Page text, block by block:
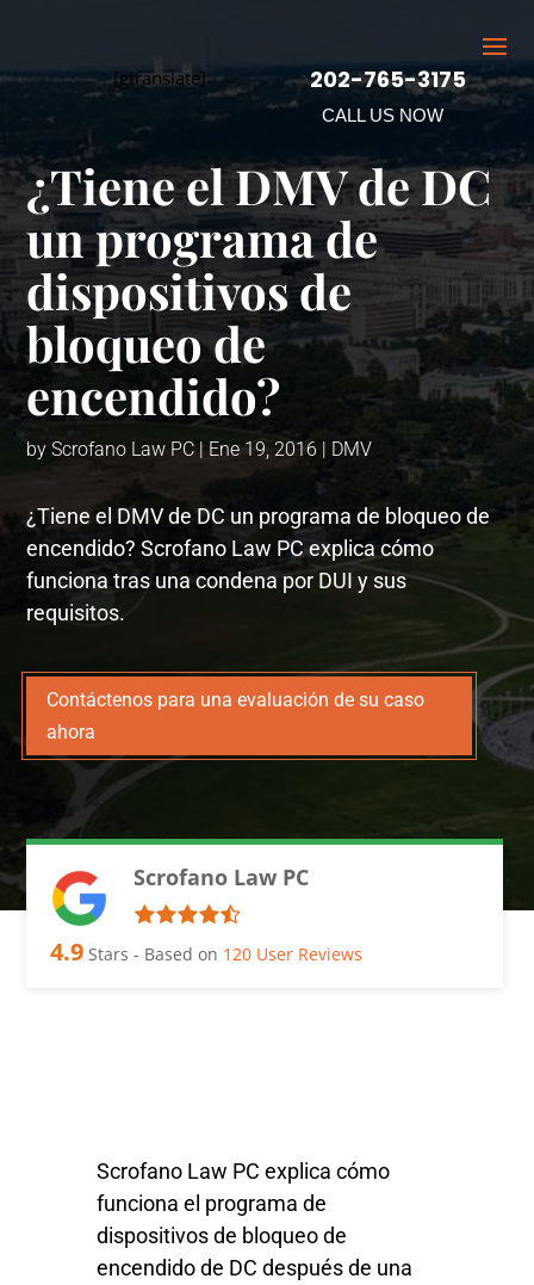
[gtranslate] 202-765-3175
CALL US NOW
¿Tiene el DMV de DC
un programa de
dispositivos de
bloqueo de
encendido?
byScrofano Law PC | Ene 19, 2016 | DMV
¿Tiene el DMV de DC un programa de bloqueo de
encendido? Scrofano Law PC explica cómo
funciona tras una condena por DUI y sus
requisitos.
Contáctenos para una evaluación de su caso
ahora
Scrofano Law PC
4.9 Stars - Based on 120 User Reviews
Scrofano Law PC explica cómo
funciona el programa de
dispositivos de bloqueo de
encendido de DC después de una